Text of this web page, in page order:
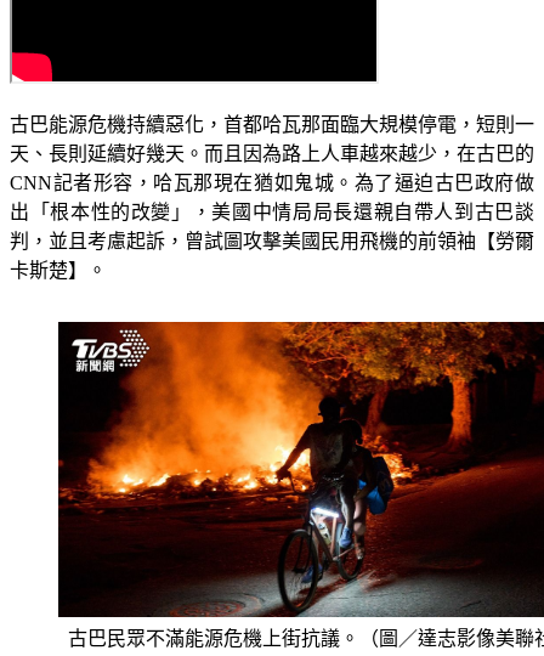
古巴能源危機持續惡化，首都哈瓦那面臨大規模停電，短則一
天、長則延續好幾天。而且因為路上人車越來越少，在古巴的
CNN記者形容，哈瓦那現在猶如鬼城。為了逼迫古巴政府做
出「根本性的改變」，美國中情局局長還親自帶人到古巴談
判，並且考慮起訴，曾試圖攻擊美國民用飛機的前領袖【勞爾
卡斯楚】。
古巴民眾不滿能源危機上街抗議。（圖／達志影像美聯